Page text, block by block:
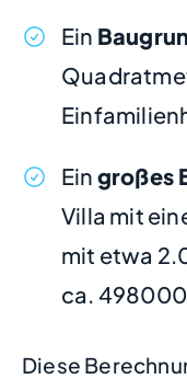
Ein
Ein großes
Villa mit
mit etwa
ca.
Diese